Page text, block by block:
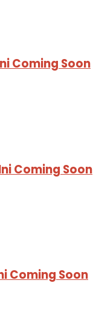
Coming Soon
Coming Soon
Coming Soon